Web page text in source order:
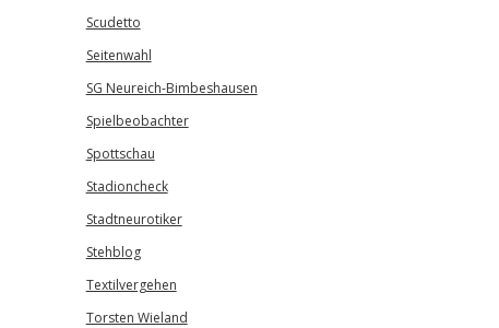
Scudetto
Seitenwahl
SG Neureich-Bimbeshausen
Spielbeobachter
Spottschau
Stadioncheck
Stadtneurotiker
Stehblog
Textilvergehen
Torsten Wieland